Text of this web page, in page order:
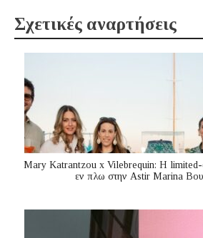
Σχετικές αναρτήσεις
Mary Katrantzou x Vilebrequin: Η limited-
εν πλω στην Astir Marina